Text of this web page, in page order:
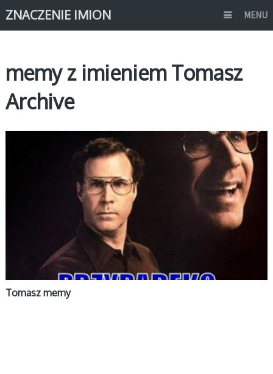
ZNACZENIE IMION MENU
memy z imieniem Tomasz
Archive
Tomasz memy